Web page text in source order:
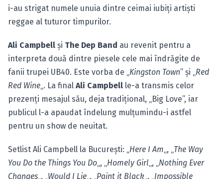
i-au strigat numele unuia dintre ceimai iubiţi artişti
reggae al tuturor timpurilor.
Ali Campbell şi The Dep Band au revenit pentru a
interpreta două dintre piesele cele mai îndrăgite de
fanii trupei UB40. Este vorba de „ Kingston Town” şi „ Red
Red Wine „. La final Ali Campbell le-a transmis celor
prezenţi mesajul său, deja tradiţional, „Big Love”, iar
publicul l-a apaudat îndelung mulţumindu-i astfel
pentru un show de neuitat.
Setlist Ali Campbell la Bucureşti: „ Here I Am „, „ The Way
You Do the Things You Do „, „ Homely Girl „, „ Nothing Ever
Changes „, „ Would I Lie „, „ Paint it Black „, „ Impossible